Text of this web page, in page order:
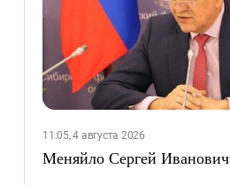
11:05, 4 августа 2026
Меняйло Сергей Иванович